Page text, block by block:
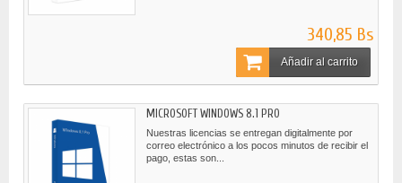
340,85 Bs
Añadir al carrito
MICROSOFT WINDOWS 8.1 PRO
Nuestras licencias se entregan digitalmente por
correo electrónico a los pocos minutos de recibir el
pago, estas son...